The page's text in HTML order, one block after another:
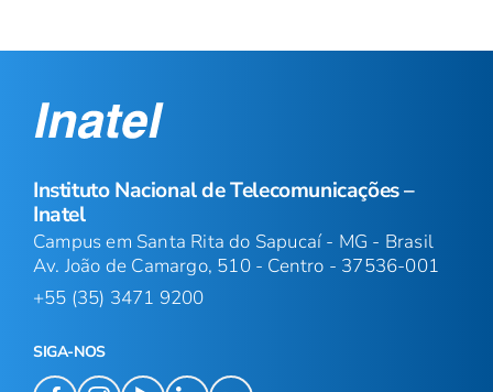
Instituto Nacional de Telecomunicações –
Inatel
Campus em Santa Rita do Sapucaí - MG - Brasil
Av. João de Camargo, 510 - Centro - 37536-001
+55 (35) 3471 9200
SIGA-NOS